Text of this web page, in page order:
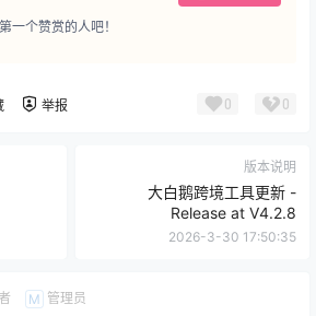
一个赞赏的人吧！
举报 0 0
版本说明
大白鹅跨境工具更新 -
Release at V4.2.8
2026-3-30 17:50:35
M 管理员